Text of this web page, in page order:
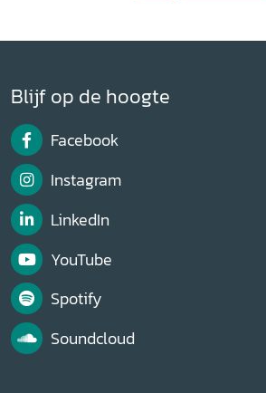
Blijf op de hoogte
Facebook
Instagram
LinkedIn
YouTube
Spotify
Soundcloud